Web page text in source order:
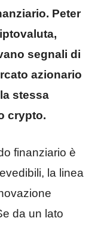
Peter
segnali di
azionario
stessa
crypto.
finanziario è
la linea
da un lato